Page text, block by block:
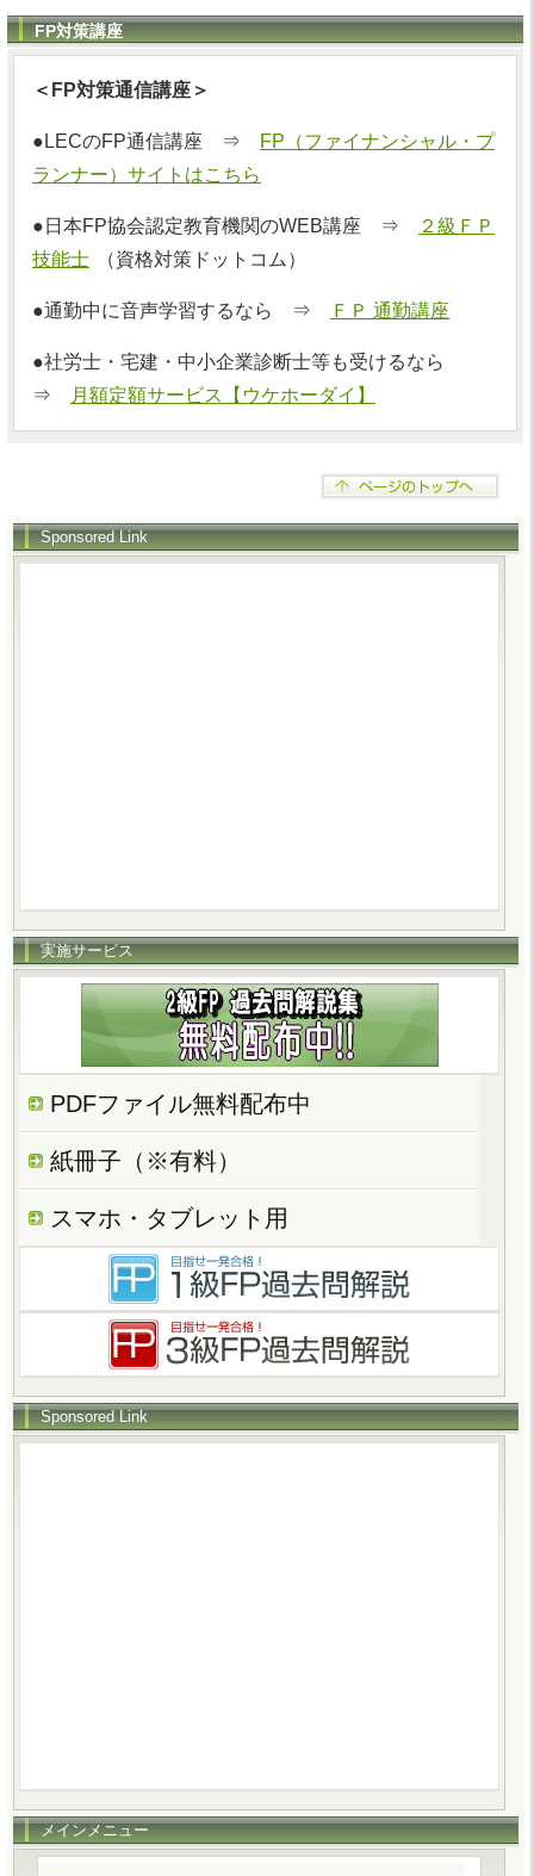
FP対策講座
＜FP対策通信講座＞
●LECのFP通信講座 ⇒
FP（ファイナンシャル・プ
ランナー）サイトはこちら
●日本FP協会認定教育機関のWEB講座 ⇒
２級ＦＰ
技能士
（資格対策ドットコム）
●通勤中に音声学習するなら ⇒ ＦＰ 通勤講座
●社労士・宅建・中小企業診断士等も受けるなら
⇒
月額定額サービス【ウケホーダイ】
Sponsored Link
実施サービス
PDFファイル無料配布中
紙冊子（※有料）
スマホ・タブレット用
Sponsored Link
メインメニュー